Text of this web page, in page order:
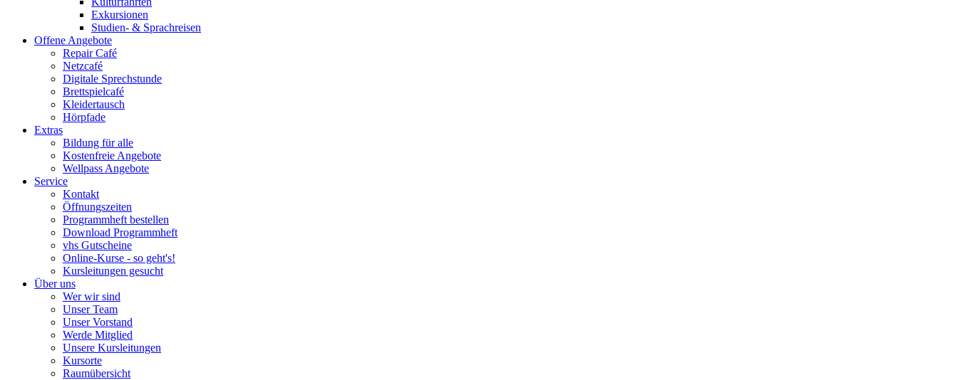
Exkursionen
Studien- & Sprachreisen
Offene Angebote
Repair Café
Netzcafé
Digitale Sprechstunde
Brettspielcafé
Kleidertausch
Hörpfade
Extras
Bildung für alle
Kostenfreie Angebote
Wellpass Angebote
Service
Kontakt
Öffnungszeiten
Programmheft bestellen
Download Programmheft
vhs Gutscheine
Online-Kurse - so geht's!
Kursleitungen gesucht
Über uns
Wer wir sind
Unser Team
Unser Vorstand
Werde Mitglied
Unsere Kursleitungen
Kursorte
Raumübersicht